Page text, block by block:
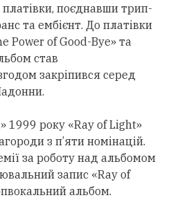
поєднавши трип-
та ембієнт. До платівки
Power of Good-Bye» та
став
закріпився серед
1999 року «Ray of Light»
з п’яти номінацій.
за роботу над альбомом
запис «Ray of
альбом.